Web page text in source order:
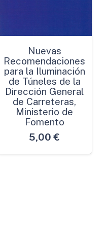
Nuevas
Recomendaciones
para la Iluminación
de Túneles de la
Dirección General
de Carreteras,
Ministerio de
Fomento
5,00 €